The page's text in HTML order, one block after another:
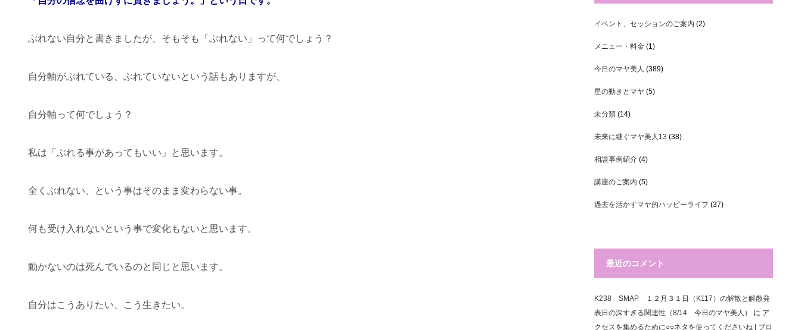
ぶれない自分と書きましたが、そもそも「ぶれない」って何でしょう？
自分軸がぶれている、ぶれていないという話もありますが、
自分軸って何でしょう？
私は「ぶれる事があってもいい」と思います。
全くぶれない、という事はそのまま変わらない事。
何も受け入れないという事で変化もないと思います。
動かないのは死んでいるのと同じと思います。
自分はこうありたい、こう生きたい。
イベント、セッションのご案内 (2)
メニュー・料金 (1)
今日のマヤ美人 (389)
星の動きとマヤ (5)
未分類 (14)
未来に継ぐマヤ美人13 (38)
相談事例紹介 (4)
講座のご案内 (5)
過去を活かすマヤ的ハッピーライフ (37)
最近のコメント
K238 SMAP １２月３１日（K117）の解散と解散発
表日の深すぎる関連性（8/14 今日のマヤ美人）
に ア
クセスを集めるために○○ネタを使ってくださいね | ブロ